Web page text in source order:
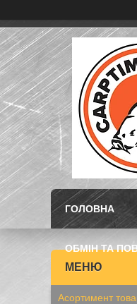
ГОЛОВНА
ОБМІН ТА
Асортимент